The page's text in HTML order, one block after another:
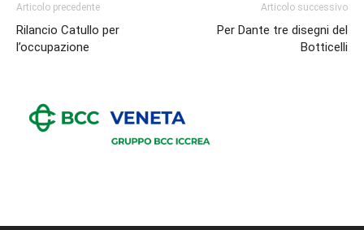
Articolo precedente
Rilancio Catullo per
l’occupazione
Articolo successivo
Per Dante tre disegni del
Botticelli